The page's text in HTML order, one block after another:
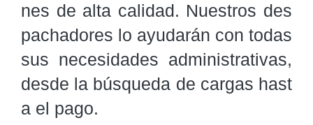
nes de alta calidad. Nuestros des
pachadores lo ayudarán con todas
sus necesidades administrativas,
desde la búsqueda de cargas hast
a el pago.